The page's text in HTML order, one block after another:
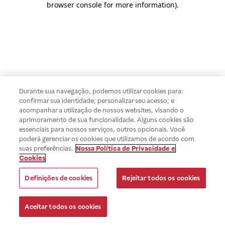
browser console for more information).
Durante sua navegação, podemos utilizar cookies para:
confirmar sua identidade; personalizar seu acesso; e
acompanhar a utilização de nossos websites, visando o
aprimoramento de sua funcionalidade. Alguns cookies são
essenciais para nossos serviços, outros opcionais. Você
poderá gerenciar os cookies que utilizamos de acordo com
suas preferências. Nossa Política de Privacidade e
Cookies
Definições de cookies Rejeitar todos os cookies
Aceitar todos os cookies